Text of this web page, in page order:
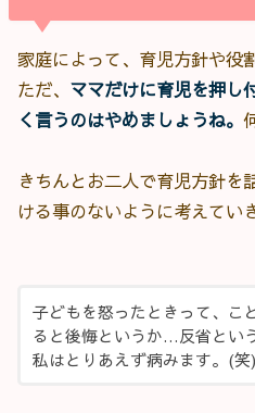
家庭によって、育児方針や役
ただ、 ママだけに育児を押し
く言うのはやめましょうね。
きちんとお二人で育児方針を
ける事のないように考えてい
子どもを怒ったときって、こ
ると後悔というか…反省とい
私はとりあえず病みます。(笑)